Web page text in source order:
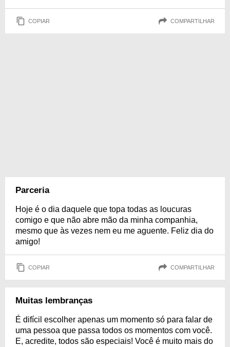
COPIAR COMPARTILHAR
Parceria
Hoje é o dia daquele que topa todas as loucuras
comigo e que não abre mão da minha companhia,
mesmo que às vezes nem eu me aguente. Feliz dia do
amigo!
COPIAR COMPARTILHAR
Muitas lembranças
É difícil escolher apenas um momento só para falar de
uma pessoa que passa todos os momentos com você.
E, acredite, todos são especiais! Você é muito mais do